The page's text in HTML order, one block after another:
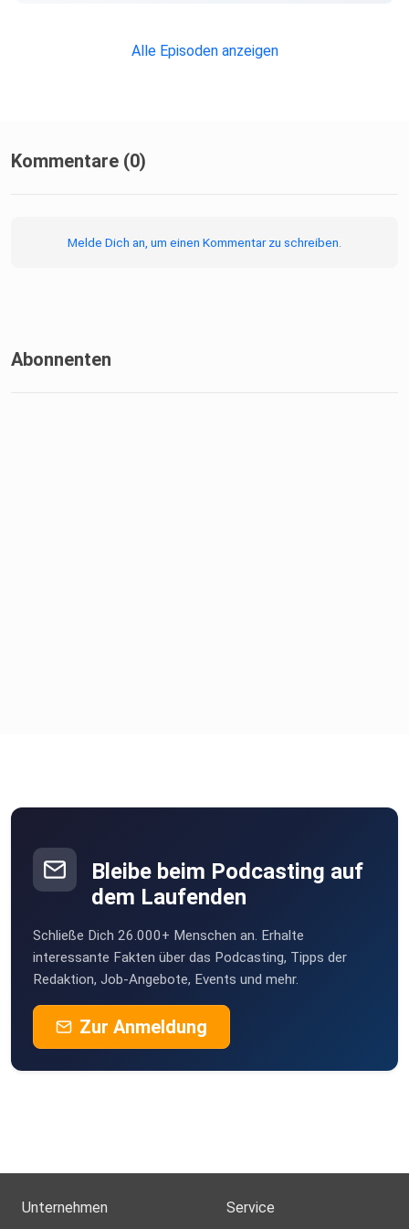
Alle Episoden anzeigen
Kommentare (0)
Melde Dich an, um einen Kommentar zu schreiben.
Abonnenten
Bleibe beim Podcasting auf
dem Laufenden
Schließe Dich 26.000+ Menschen an. Erhalte
interessante Fakten über das Podcasting, Tipps der
Redaktion, Job-Angebote, Events und mehr.
Zur Anmeldung
Unternehmen Service